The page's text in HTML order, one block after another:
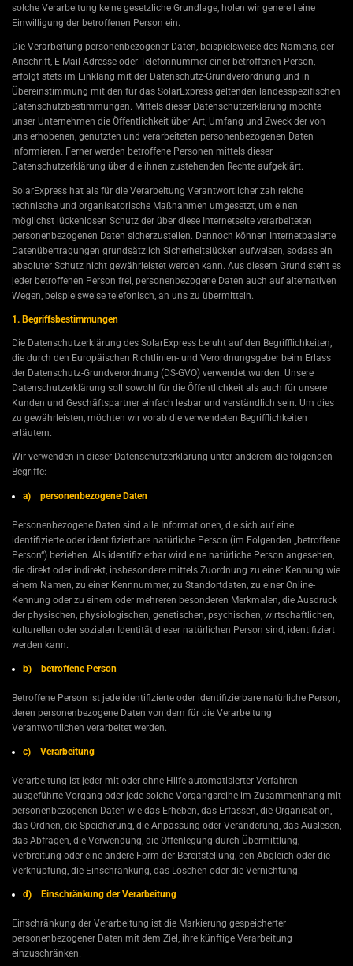
solche Verarbeitung keine gesetzliche Grundlage, holen wir generell eine
Einwilligung der betroffenen Person ein.
Die Verarbeitung personenbezogener Daten, beispielsweise des Namens, der
Anschrift, E-Mail-Adresse oder Telefonnummer einer betroffenen Person,
erfolgt stets im Einklang mit der Datenschutz-Grundverordnung und in
Übereinstimmung mit den für das SolarExpress geltenden landesspezifischen
Datenschutzbestimmungen. Mittels dieser Datenschutzerklärung möchte
unser Unternehmen die Öffentlichkeit über Art, Umfang und Zweck der von
uns erhobenen, genutzten und verarbeiteten personenbezogenen Daten
informieren. Ferner werden betroffene Personen mittels dieser
Datenschutzerklärung über die ihnen zustehenden Rechte aufgeklärt.
SolarExpress hat als für die Verarbeitung Verantwortlicher zahlreiche
technische und organisatorische Maßnahmen umgesetzt, um einen
möglichst lückenlosen Schutz der über diese Internetseite verarbeiteten
personenbezogenen Daten sicherzustellen. Dennoch können Internetbasierte
Datenübertragungen grundsätzlich Sicherheitslücken aufweisen, sodass ein
absoluter Schutz nicht gewährleistet werden kann. Aus diesem Grund steht es
jeder betroffenen Person frei, personenbezogene Daten auch auf alternativen
Wegen, beispielsweise telefonisch, an uns zu übermitteln.
1. Begriffsbestimmungen
Die Datenschutzerklärung des SolarExpress beruht auf den Begrifflichkeiten,
die durch den Europäischen Richtlinien- und Verordnungsgeber beim Erlass
der Datenschutz-Grundverordnung (DS-GVO) verwendet wurden. Unsere
Datenschutzerklärung soll sowohl für die Öffentlichkeit als auch für unsere
Kunden und Geschäftspartner einfach lesbar und verständlich sein. Um dies
zu gewährleisten, möchten wir vorab die verwendeten Begrifflichkeiten
erläutern.
Wir verwenden in dieser Datenschutzerklärung unter anderem die folgenden
Begriffe:
a) personenbezogene Daten
Personenbezogene Daten sind alle Informationen, die sich auf eine
identifizierte oder identifizierbare natürliche Person (im Folgenden „betroffene
Person“) beziehen. Als identifizierbar wird eine natürliche Person angesehen,
die direkt oder indirekt, insbesondere mittels Zuordnung zu einer Kennung wie
einem Namen, zu einer Kennnummer, zu Standortdaten, zu einer Online-
Kennung oder zu einem oder mehreren besonderen Merkmalen, die Ausdruck
der physischen, physiologischen, genetischen, psychischen, wirtschaftlichen,
kulturellen oder sozialen Identität dieser natürlichen Person sind, identifiziert
werden kann.
b) betroffene Person
Betroffene Person ist jede identifizierte oder identifizierbare natürliche Person,
deren personenbezogene Daten von dem für die Verarbeitung
Verantwortlichen verarbeitet werden.
c) Verarbeitung
Verarbeitung ist jeder mit oder ohne Hilfe automatisierter Verfahren
ausgeführte Vorgang oder jede solche Vorgangsreihe im Zusammenhang mit
personenbezogenen Daten wie das Erheben, das Erfassen, die Organisation,
das Ordnen, die Speicherung, die Anpassung oder Veränderung, das Auslesen,
das Abfragen, die Verwendung, die Offenlegung durch Übermittlung,
Verbreitung oder eine andere Form der Bereitstellung, den Abgleich oder die
Verknüpfung, die Einschränkung, das Löschen oder die Vernichtung.
d) Einschränkung der Verarbeitung
Einschränkung der Verarbeitung ist die Markierung gespeicherter
personenbezogener Daten mit dem Ziel, ihre künftige Verarbeitung
einzuschränken.